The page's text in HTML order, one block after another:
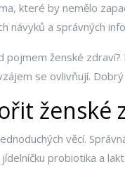
které by nemělo
návyků a správných
pojmem ženské zdraví?
se ovlivňují.
ženské
věcí.
probiotika a